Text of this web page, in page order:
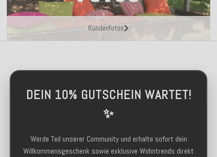
Kundenfotos
DEIN 10% GUTSCHEIN WARTET!
✨
Werde Teil unserer Community und erhalte sofort dein
Willkommensgeschenk sowie exklusive Wohntrends direkt